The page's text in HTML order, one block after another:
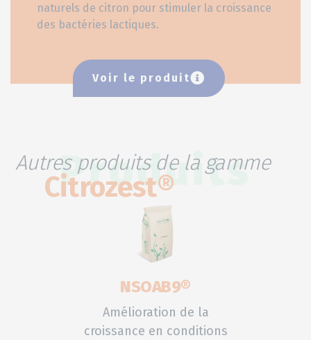
naturels de citron pour stimuler la croissance
des bactéries lactiques.
Voir le produit
Produits
Autres produits de la gamme
Citrozest®
NSOAB9®
Amélioration de la
croissance en conditions